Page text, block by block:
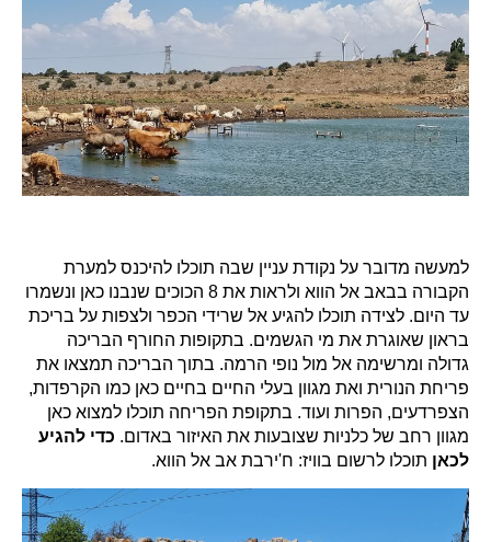
למעשה מדובר על נקודת עניין שבה תוכלו להיכנס למערת
הקבורה בבאב אל הווא ולראות את 8 הכוכים שנבנו כאן ונשמרו
עד היום. לצידה תוכלו להגיע אל שרידי הכפר ולצפות על בריכת
בראון שאוגרת את מי הגשמים. בתקופות החורף הבריכה
גדולה ומרשימה אל מול נופי הרמה. בתוך הבריכה תמצאו את
פריחת הנורית ואת מגוון בעלי החיים בחיים כאן כמו הקרפדות,
הצפרדעים, הפרות ועוד. בתקופת הפריחה תוכלו למצוא כאן
מגוון רחב של כלניות שצובעות את האיזור באדום. כדי להגיע
לכאן תוכלו לרשום בוויז: ח'ירבת אב אל הווא.